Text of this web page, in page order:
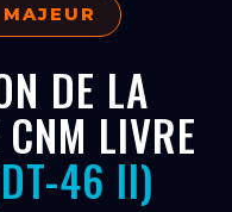
DE LA
LIVRE
46 II)